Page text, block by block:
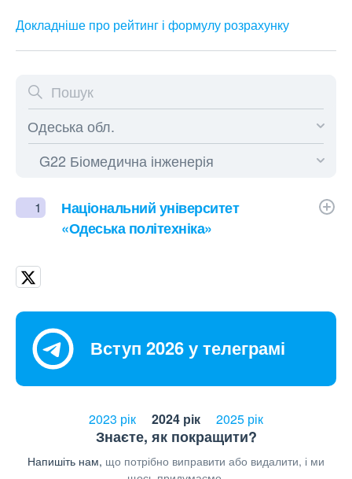
Докладніше про рейтинг і формулу розрахунку
1
Національний університет
«Одеська політехніка»
Вступ 2026 у телеграмі
2023 рік 2024 рік 2025 рік
Знаєте, як покращити?
Напишіть нам, що потрібно виправити або видалити, і ми